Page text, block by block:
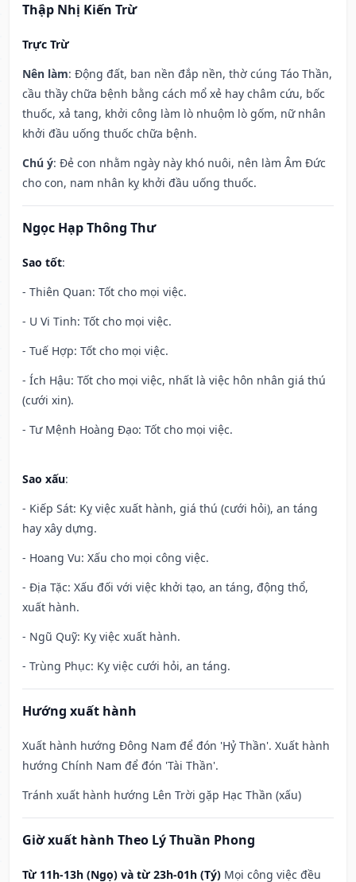
Thập Nhị Kiến Trừ
Trực Trừ
Nên làm: Động đất, ban nền đắp nền, thờ cúng Táo Thần,
cầu thầy chữa bệnh bằng cách mổ xẻ hay châm cứu, bốc
thuốc, xả tang, khởi công làm lò nhuộm lò gốm, nữ nhân
khởi đầu uống thuốc chữa bệnh.
Chú ý: Đẻ con nhằm ngày này khó nuôi, nên làm Âm Đức
cho con, nam nhân kỵ khởi đầu uống thuốc.
Ngọc Hạp Thông Thư
Sao tốt:
- Thiên Quan: Tốt cho mọi việc.
- U Vi Tinh: Tốt cho mọi việc.
- Tuế Hợp: Tốt cho mọi việc.
- Ích Hậu: Tốt cho mọi việc, nhất là việc hôn nhân giá thú
(cưới xin).
- Tư Mệnh Hoàng Đạo: Tốt cho mọi việc.
Sao xấu:
- Kiếp Sát: Kỵ việc xuất hành, giá thú (cưới hỏi), an táng
hay xây dựng.
- Hoang Vu: Xấu cho mọi công việc.
- Địa Tặc: Xấu đối với việc khởi tạo, an táng, động thổ,
xuất hành.
- Ngũ Quỹ: Kỵ việc xuất hành.
- Trùng Phục: Kỵ việc cưới hỏi, an táng.
Hướng xuất hành
Xuất hành hướng Đông Nam để đón 'Hỷ Thần'. Xuất hành
hướng Chính Nam để đón 'Tài Thần'.
Tránh xuất hành hướng Lên Trời gặp Hạc Thần (xấu)
Giờ xuất hành Theo Lý Thuần Phong
Từ 11h-13h (Ngọ) và từ 23h-01h (Tý) Mọi công việc đều